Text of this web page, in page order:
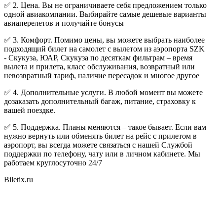
✅ 2. Цена. Вы не ограничиваете себя предложением только
одной авиакомпании. Выбирайте самые дешевые варианты
авиаперелетов и получайте бонусы
✅ 3. Комфорт. Помимо цены, вы можете выбрать наиболее
подходящий билет на самолет с вылетом из аэропорта SZK
- Скукуза, ЮАР, Скукуза по десяткам фильтрам – время
вылета и прилета, класс обслуживания, возвратный или
невозвратный тариф, наличие пересадок и многое другое
✅ 4. Дополнительные услуги. В любой момент вы можете
дозаказать дополнительный багаж, питание, страховку к
вашей поездке.
✅ 5. Поддержка. Планы меняются – такое бывает. Если вам
нужно вернуть или обменять билет на рейс с прилетом в
аэропорт, вы всегда можете связаться с нашей Службой
поддержки по телефону, чату или в личном кабинете. Мы
работаем круглосуточно 24/7
Biletix.ru